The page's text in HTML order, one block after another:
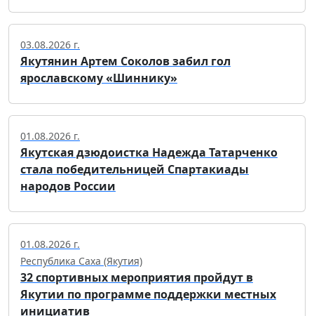
03.08.2026 г.
Якутянин Артем Соколов забил гол
ярославскому «Шиннику»
01.08.2026 г.
Якутская дзюдоистка Надежда Татарченко
стала победительницей Спартакиады
народов России
01.08.2026 г.
Республика Саха (Якутия)
32 спортивных мероприятия пройдут в
Якутии по программе поддержки местных
инициатив